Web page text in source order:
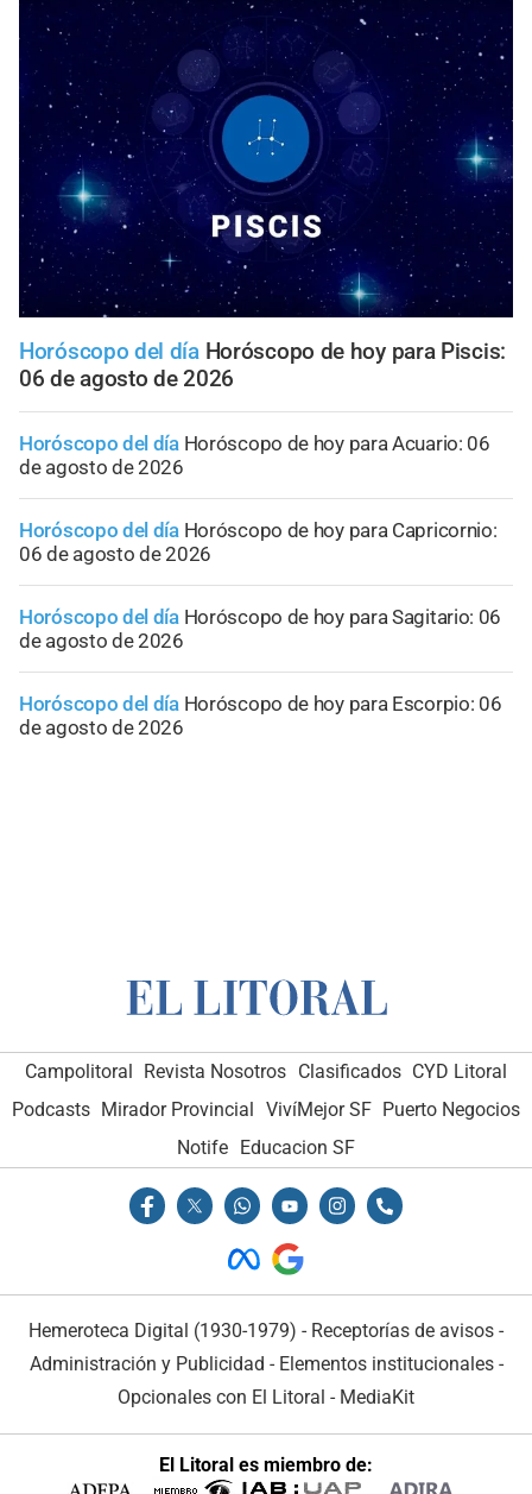
Horóscopo del día Horóscopo de hoy para Piscis:
06 de agosto de 2026
Horóscopo del día Horóscopo de hoy para Acuario: 06
de agosto de 2026
Horóscopo del día Horóscopo de hoy para Capricornio:
06 de agosto de 2026
Horóscopo del día Horóscopo de hoy para Sagitario: 06
de agosto de 2026
Horóscopo del día Horóscopo de hoy para Escorpio: 06
de agosto de 2026
Campolitoral Revista Nosotros Clasificados CYD Litoral
Podcasts Mirador Provincial VivíMejor SF Puerto Negocios
Notife
Educacion SF
Hemeroteca Digital (1930-1979) - Receptorías de avisos -
Administración y Publicidad - Elementos institucionales-
Opcionales con El Litoral - MediaKit
El Litoral es miembro de: